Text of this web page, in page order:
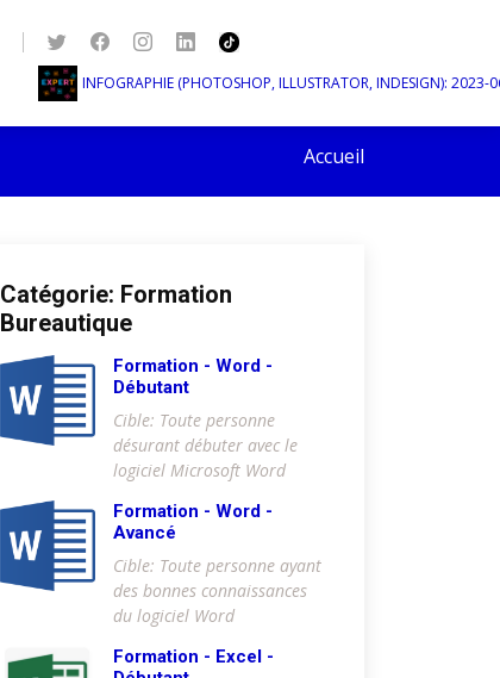
INFOGRAPHIE (PHOTOSHOP, ILLUSTRATOR, INDESIGN): 2023-06-05
Accueil
Catégorie: Formation
Bureautique
Formation - Word -
Débutant
Cible: Toute personne
désurant débuter avec le
logiciel Microsoft Word
Formation - Word -
Avancé
Cible: Toute personne ayant
des bonnes connaissances
du logiciel Word
Formation - Excel -